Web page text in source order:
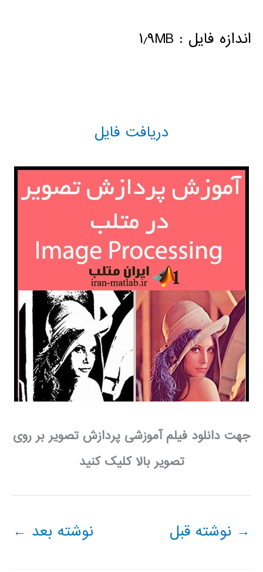
اندازه فایل : ۱٫۹MB
دریافت فایل
جهت دانلود فیلم آموزشی پردازش تصویر بر روی
تصویر بالا کلیک کنید
→ نوشته قبل نوشته بعد ←